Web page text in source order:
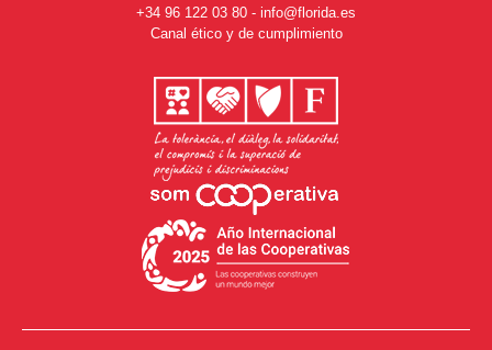
+34 96 122 03 80 - info@florida.es
Canal ético y de cumplimiento